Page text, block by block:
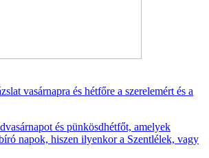
vasárnapra és hétfőre a szerelemért és a
és pünkösdhétfőt, amelyek
napok, hiszen ilyenkor a Szentlélek, vagy